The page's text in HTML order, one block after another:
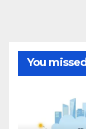
You missed